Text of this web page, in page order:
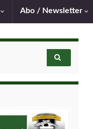
Abo / Newsletter